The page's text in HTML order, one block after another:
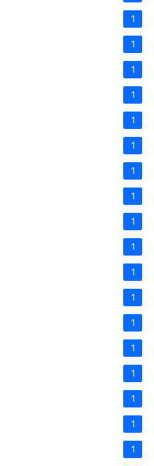
1
1
1
1
1
1
1
1
1
1
1
1
1
1
1
1
1
1